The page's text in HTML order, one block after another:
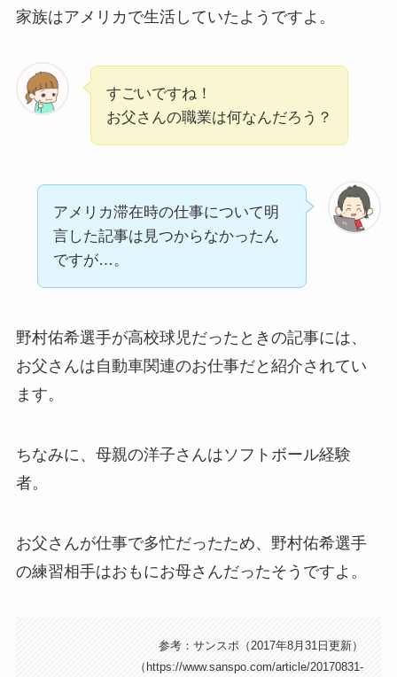
家族はアメリカで生活していたようですよ。
すごいですね！
お父さんの職業は何なんだろう？
アメリカ滞在時の仕事について明
言した記事は見つからなかったん
ですが…。
野村佑希選手が高校球児だったときの記事には、
お父さんは自動車関連のお仕事だと紹介されてい
ます。
ちなみに、母親の洋子さんはソフトボール経験
者。
お父さんが仕事で多忙だったため、野村佑希選手
の練習相手はおもにお母さんだったそうですよ。
参考：サンスポ（2017年8月31日更新）
（https://www.sanspo.com/article/20170831-